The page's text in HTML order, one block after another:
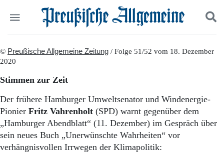
Politik
Gesellschaft
Leben
Geschichte
Ostpreußen
Pommern
Berlin-Brandenburg
Suchen und finden
© Preußische Allgemeine Zeitung / Folge 51/52 vom 18. Dezember
2020
Stimmen zur Zeit
Der frühere Hamburger Umweltsenator und Windenergie-
Pionier Fritz Vahrenholt (SPD) warnt gegenüber dem
„Hamburger Abendblatt“ (11. Dezember) im Gespräch über
sein neues Buch „Unerwünschte Wahrheiten“ vor
verhängnisvollen Irrwegen der Klimapolitik: